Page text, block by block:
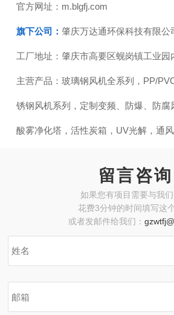
官方网址： m.blgfj.com
旗下公司： 肇庆万达通环保科技有限公
工厂地址： 肇庆市高要区蚬岗镇工业园
主营产品： 玻璃钢风机全系列，PP/
锈钢风机系列，定制变频、防爆、防腐
酸雾净化塔，活性炭箱，UV光解，通
留言咨询
如果您有项目需要与我
花费3分钟的时间填写这
或者发邮件给我们：